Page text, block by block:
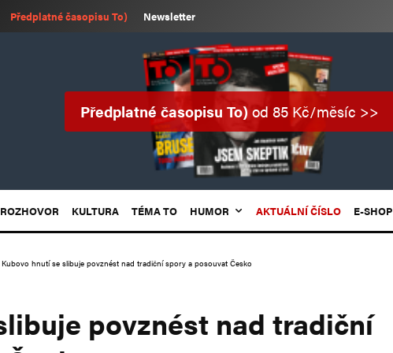
Předplatné časopisu To) Newsletter
Předplatné časopisu To)od 85 Kč/měsíc >>
ROZHOVOR KULTURA TÉMA TO HUMOR AKTUÁLNÍ ČÍSLO E-SHOP
Kubovo hnutí se slibuje povznést nad tradiční spory a posouvat Česko
povznést nad tradiční